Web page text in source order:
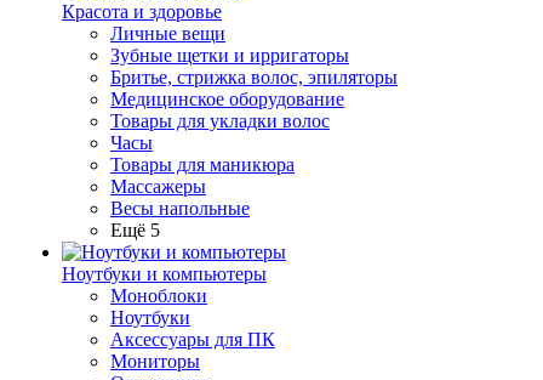
Красота и здоровье
Личные вещи
Зубные щетки и ирригаторы
Бритье, стрижка волос, эпиляторы
Медицинское оборудование
Товары для укладки волос
Часы
Товары для маникюра
Массажеры
Весы напольные
Ещё 5
Ноутбуки и компьютеры
Моноблоки
Ноутбуки
Аксессуары для ПК
Мониторы